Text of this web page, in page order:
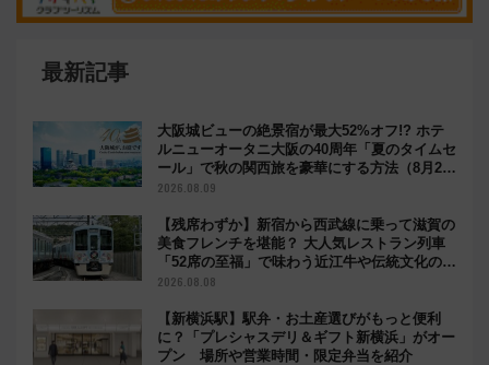
最新記事
大阪城ビューの絶景宿が最大52%オフ!? ホテ
ルニューオータニ大阪の40周年「夏のタイムセ
ール」で秋の関西旅を豪華にする方法（8月20
日まで！）
2026.08.09
【残席わずか】新宿から西武線に乗って滋賀の
美食フレンチを堪能？ 大人気レストラン列車
「52席の至福」で味わう近江牛や伝統文化の特
別コラボ
2026.08.08
【新横浜駅】駅弁・お土産選びがもっと便利
に？「プレシャスデリ＆ギフト新横浜」がオー
プン 場所や営業時間・限定弁当を紹介